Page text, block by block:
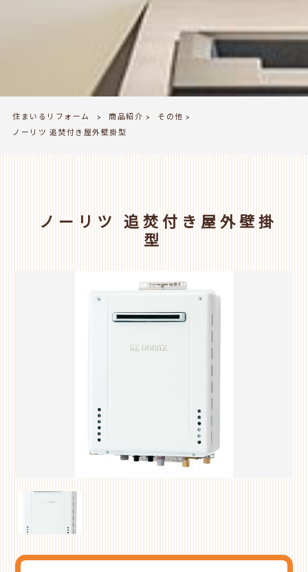
住まいるリフォーム > 商品紹介 > その他 >
ノーリツ 追焚付き屋外壁掛型
ノーリツ 追焚付き屋外壁掛
型